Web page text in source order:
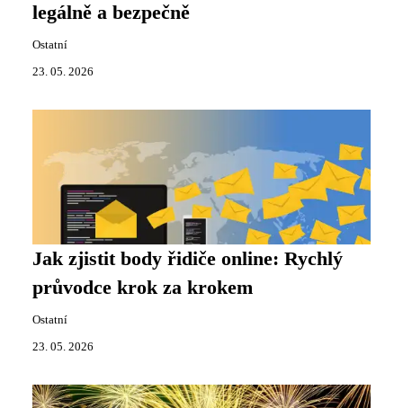
legálně a bezpečně
Ostatní
23. 05. 2026
Jak zjistit body řidiče online: Rychlý
průvodce krok za krokem
Ostatní
23. 05. 2026